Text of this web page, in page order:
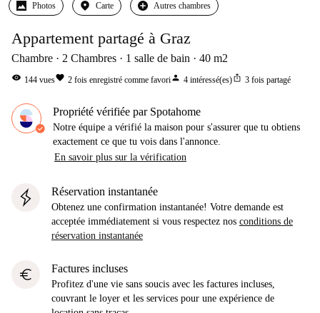
Photos Carte Autres chambres
Appartement partagé à Graz
Chambre 2 Chambres 1 salle de bain 40 m2
visibility 144 vuesfavorite 2 fois enregistré comme favoriperson 4 intéressé(es)ios_share 3 fois partagé
Propriété vérifiée par Spotahome
Notre équipe a vérifié la maison pour s'assurer que tu obtiens
exactement ce que tu vois dans l'annonce.
En savoir plus sur la vérification
Réservation instantanée
Obtenez une confirmation instantanée! Votre demande est
acceptée immédiatement si vous respectez nos conditions de
réservation instantanée
euro Factures incluses
Profitez d'une vie sans soucis avec les factures incluses,
couvrant le loyer et les services pour une expérience de